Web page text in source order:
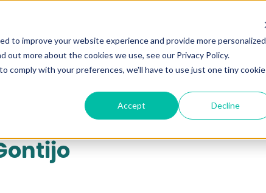
to improve your website experience and provide more personalized
more about the cookies we use, see our Privacy Policy.
comply with your preferences, we'll have to use just one tiny cookie
Accept Decline